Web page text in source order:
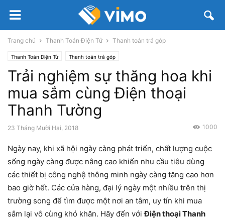
Trang chủ Thanh Toán Điện Tử Thanh toán trả góp
Thanh Toán Điện Tử Thanh toán trả góp
Trải nghiệm sự thăng hoa khi
mua sắm cùng Điện thoại
Thanh Tường
23 Tháng Mười Hai, 2018 1000
Ngày nay, khi xã hội ngày càng phát triển, chất lượng cuộc
sống ngày càng được nâng cao khiến nhu cầu tiêu dùng
các thiết bị công nghệ thông minh ngày càng tăng cao hơn
bao giờ hết. Các cửa hàng, đại lý ngày một nhiều trên thị
trường song để tìm được một nơi an tâm, uy tín khi mua
sắm lại vô cùng khó khăn. Hãy đến vớiĐiện thoại Thanh